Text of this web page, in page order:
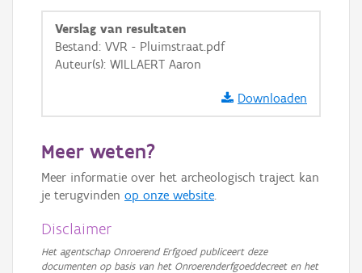
Ortho
GRB-Basiskaart
GRB-Basiskaart in grijswaarden
Verslag van resultaten
Bestand: VVR - Pluimstraat.pdf
Auteur(s): WILLAERT Aaron
Downloaden
Meer weten?
Meer informatie over het archeologisch traject kan
je terugvinden op onze website.
Disclaimer
Het agentschap Onroerend Erfgoed publiceert deze
documenten op basis van het Onroerenderfgoeddecreet en het